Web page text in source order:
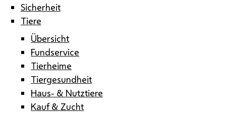
Sicherheit
Tiere
Übersicht
Fundservice
Tierheime
Tiergesundheit
Haus- & Nutztiere
Kauf & Zucht